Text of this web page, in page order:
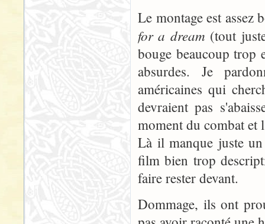
Le montage est assez
for a dream (tout
bouge beaucoup trop
absurdes. Je
américaines qui
devraient pas
moment du combat et
Là il manque juste
film bien trop
faire rester devant.
Dommage, ils ont